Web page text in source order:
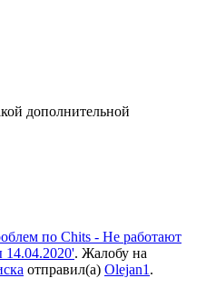
дополнительной
по Chits - Не работают
. Жалобу на
отправил(а) Olejan1 .